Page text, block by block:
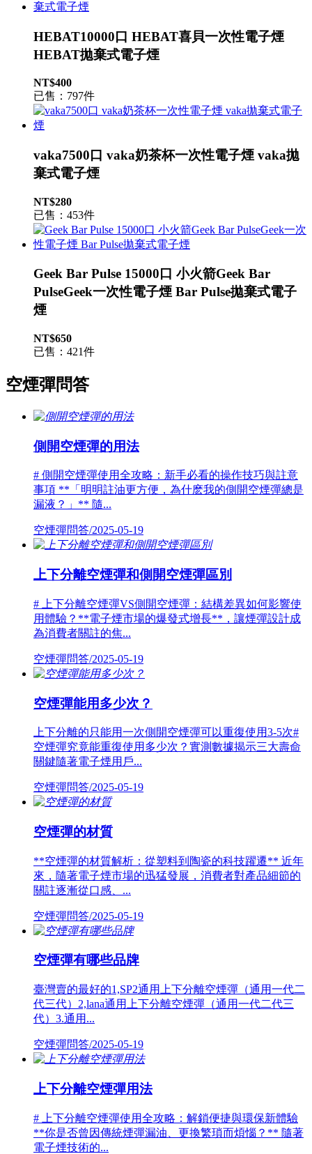
HEBAT10000口 HEBAT喜貝一次性電子煙
HEBAT拋棄式電子煙
NT$400
已售：797件
vaka7500口 vaka奶茶杯一次性電子煙 vaka拋
棄式電子煙
NT$280
已售：453件
Geek Bar Pulse 15000口 小火箭Geek Bar
PulseGeek一次性電子煙 Bar Pulse拋棄式電子
煙
NT$650
已售：421件
空煙彈問答
側開空煙彈的用法
# 側開空煙彈使用全攻略：新手必看的操作技巧與註意
事項 **「明明註油更方便，為什麽我的側開空煙彈總是
漏液？」** 隨...
空煙彈問答/2025-05-19
上下分離空煙彈和側開空煙彈區別
# 上下分離空煙彈VS側開空煙彈：結構差異如何影響使
用體驗？**電子煙市場的爆發式增長**，讓煙彈設計成
為消費者關註的焦...
空煙彈問答/2025-05-19
空煙彈能用多少次？
上下分離的只能用一次側開空煙彈可以重復使用3-5次#
空煙彈究竟能重復使用多少次？實測數據揭示三大壽命
關鍵隨著電子煙用戶...
空煙彈問答/2025-05-19
空煙彈的材質
**空煙彈的材質解析：從塑料到陶瓷的科技躍遷** 近年
來，隨著電子煙市場的迅猛發展，消費者對產品細節的
關註逐漸從口感、...
空煙彈問答/2025-05-19
空煙彈有哪些品牌
臺灣賣的最好的1,SP2通用上下分離空煙彈（通用一代二
代三代）2,lana通用上下分離空煙彈（通用一代二代三
代）3.通用...
空煙彈問答/2025-05-19
上下分離空煙彈用法
# 上下分離空煙彈使用全攻略：解鎖便捷與環保新體驗
**你是否曾因傳統煙彈漏油、更換繁瑣而煩惱？** 隨著
電子煙技術的...